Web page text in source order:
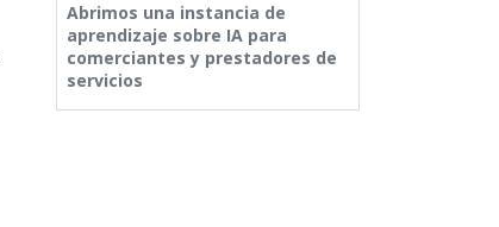
Abrimos una instancia de
aprendizaje sobre IA para
comerciantes y prestadores de
servicios